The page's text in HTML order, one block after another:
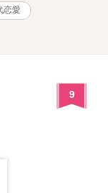
――「ねー、あたし
聞いてたのに距離詰
が怖いっていうか
士だからか聞いて
作です。 ◆TS転生
、すべてが逆効果
人公明乃ちゃんの
れていきます。物
クヨム様先行・複
恋愛
9